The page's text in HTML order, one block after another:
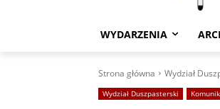
WYDARZENIA
Strona główna Wydział
Wydział Duszpasterski